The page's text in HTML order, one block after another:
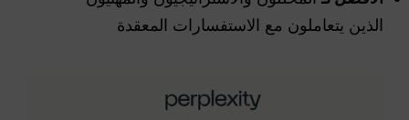
الذين يتعاملون مع الاستفسارات المعقدة